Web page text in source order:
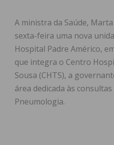
A ministra da Saúde,
sexta-feira uma nova
Hospital Padre Américo,
que integra o Centro
Sousa (CHTS), a
área dedicada às consultas
Pneumologia.